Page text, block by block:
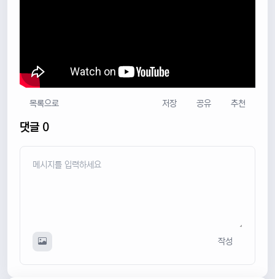
목록으로 저장 공유 추천
댓글 0
작성